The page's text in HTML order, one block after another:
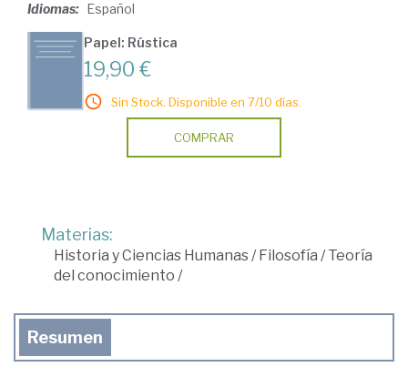
Idiomas: Español
Papel: Rústica
19,90 €
Sin Stock. Disponible en 7/10 días.
COMPRAR
Materias:
Historia y Ciencias Humanas/ Filosofía /Teoría
del conocimiento /
Resumen